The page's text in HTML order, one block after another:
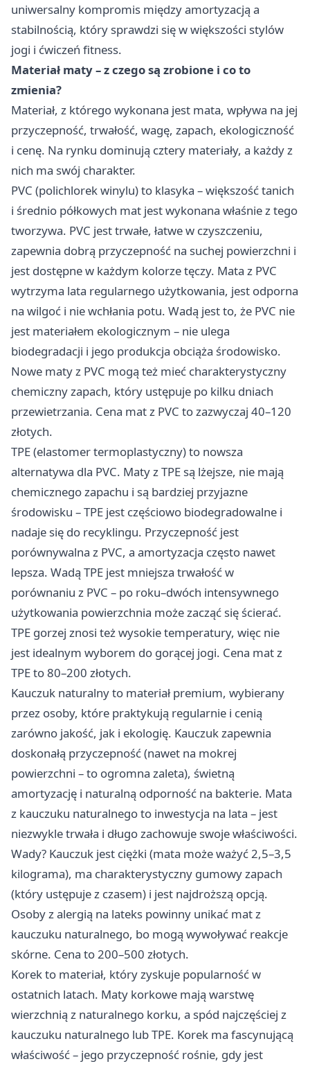
uniwersalny kompromis między amortyzacją a
stabilnością, który sprawdzi się w większości stylów
jogi i ćwiczeń fitness.
Materiał maty – z czego są zrobione i co to
zmienia?
Materiał, z którego wykonana jest mata, wpływa na jej
przyczepność, trwałość, wagę, zapach, ekologiczność
i cenę. Na rynku dominują cztery materiały, a każdy z
nich ma swój charakter.
PVC (polichlorek winylu) to klasyka – większość tanich
i średnio półkowych mat jest wykonana właśnie z tego
tworzywa. PVC jest trwałe, łatwe w czyszczeniu,
zapewnia dobrą przyczepność na suchej powierzchni i
jest dostępne w każdym kolorze tęczy. Mata z PVC
wytrzyma lata regularnego użytkowania, jest odporna
na wilgoć i nie wchłania potu. Wadą jest to, że PVC nie
jest materiałem ekologicznym – nie ulega
biodegradacji i jego produkcja obciąża środowisko.
Nowe maty z PVC mogą też mieć charakterystyczny
chemiczny zapach, który ustępuje po kilku dniach
przewietrzania. Cena mat z PVC to zazwyczaj 40–120
złotych.
TPE (elastomer termoplastyczny) to nowsza
alternatywa dla PVC. Maty z TPE są lżejsze, nie mają
chemicznego zapachu i są bardziej przyjazne
środowisku – TPE jest częściowo biodegradowalne i
nadaje się do recyklingu. Przyczepność jest
porównywalna z PVC, a amortyzacja często nawet
lepsza. Wadą TPE jest mniejsza trwałość w
porównaniu z PVC – po roku–dwóch intensywnego
użytkowania powierzchnia może zacząć się ścierać.
TPE gorzej znosi też wysokie temperatury, więc nie
jest idealnym wyborem do gorącej jogi. Cena mat z
TPE to 80–200 złotych.
Kauczuk naturalny to materiał premium, wybierany
przez osoby, które praktykują regularnie i cenią
zarówno jakość, jak i ekologię. Kauczuk zapewnia
doskonałą przyczepność (nawet na mokrej
powierzchni – to ogromna zaleta), świetną
amortyzację i naturalną odporność na bakterie. Mata
z kauczuku naturalnego to inwestycja na lata – jest
niezwykle trwała i długo zachowuje swoje właściwości.
Wady? Kauczuk jest ciężki (mata może ważyć 2,5–3,5
kilograma), ma charakterystyczny gumowy zapach
(który ustępuje z czasem) i jest najdroższą opcją.
Osoby z alergią na lateks powinny unikać mat z
kauczuku naturalnego, bo mogą wywoływać reakcje
skórne. Cena to 200–500 złotych.
Korek to materiał, który zyskuje popularność w
ostatnich latach. Maty korkowe mają warstwę
wierzchnią z naturalnego korku, a spód najczęściej z
kauczuku naturalnego lub TPE. Korek ma fascynującą
właściwość – jego przyczepność rośnie, gdy jest